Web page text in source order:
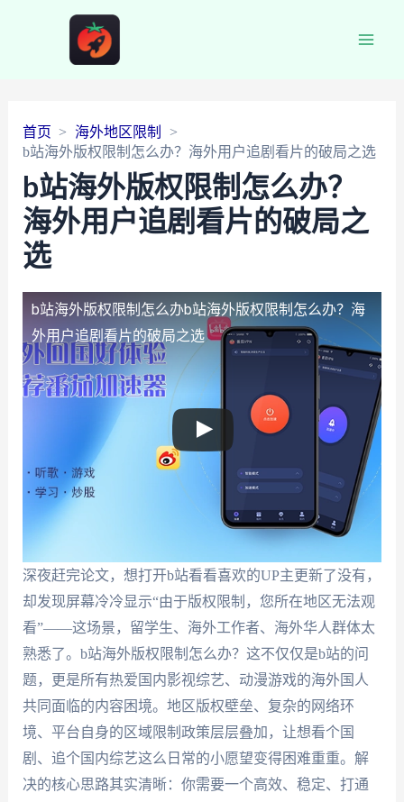
首页
海外地区限制
b站海外版权限制怎么办？海外用户追剧看片的破局之选
b站海外版权限制怎么办？
海外用户追剧看片的破局之
选
b站海外版权限制怎么办b站海外版权限制怎么办？海
外用户追剧看片的破局之选
深夜赶完论文，想打开b站看看喜欢的UP主更新了没有，
却发现屏幕冷冷显示“由于版权限制，您所在地区无法观
看”——这场景，留学生、海外工作者、海外华人群体太
熟悉了。b站海外版权限制怎么办？这不仅仅是b站的问
题，更是所有热爱国内影视综艺、动漫游戏的海外国人
共同面临的内容困境。地区版权壁垒、复杂的网络环
境、平台自身的区域限制政策层层叠加，让想看个国
剧、追个国内综艺这么日常的小愿望变得困难重重。解
决的核心思路其实清晰：你需要一个高效、稳定、打通